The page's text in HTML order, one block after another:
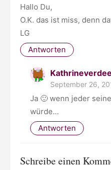
Hallo Du,
O.K. das ist miss, denn
LG
Antworten
September 26,
Ja 🙂 wenn jeder
würde…
Antworten
Schreibe einen